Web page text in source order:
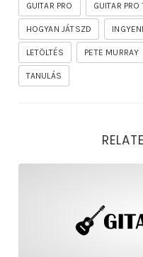
GUITAR PRO GUITAR PRO
HOGYAN JÁTSZD
LETÖLTÉS PETE MURRAY
TANULÁS